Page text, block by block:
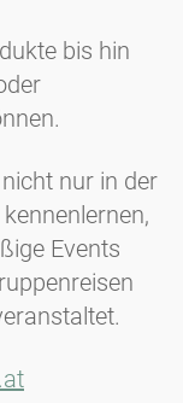
bis hin
nur in der
Events